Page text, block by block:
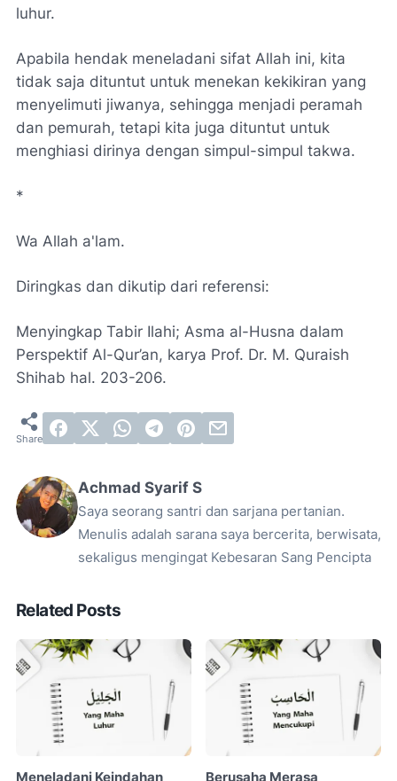
luhur.
Apabila hendak meneladani sifat Allah ini, kita
tidak saja dituntut untuk menekan kekikiran yang
menyelimuti jiwanya, sehingga menjadi peramah
dan pemurah, tetapi kita juga dituntut untuk
menghiasi dirinya dengan simpul-simpul takwa.
*
Wa Allah a'lam.
Diringkas dan dikutip dari referensi:
Menyingkap Tabir Ilahi; Asma al-Husna dalam
Perspektif Al-Qur’an, karya Prof. Dr. M. Quraish
Shihab hal. 203-206.
Achmad Syarif S
Saya seorang santri dan sarjana pertanian.
Menulis adalah sarana saya bercerita, berwisata,
sekaligus mengingat Kebesaran Sang Pencipta
Related Posts
Meneladani Keindahan Berusaha Merasa